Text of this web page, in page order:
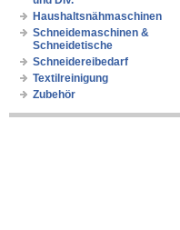
Haushaltsnähmaschinen
Schneidemaschinen &
Schneidetische
Schneidereibedarf
Textilreinigung
Zubehör